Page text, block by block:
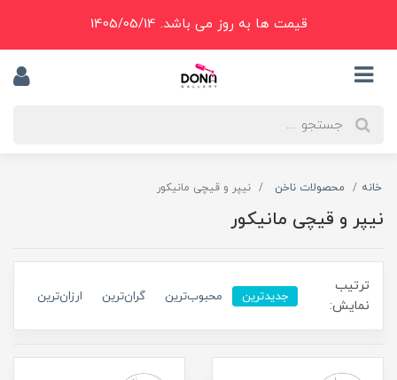
قیمت ها به روز می باشد. 1405/05/14
خانه محصولات ناخن نیپر و قیچی مانیکور
نیپر و قیچی مانیکور
ترتیب
نمایش:
جدیدترین محبوب‌ترین گران‌ترین ارزان‌ترین